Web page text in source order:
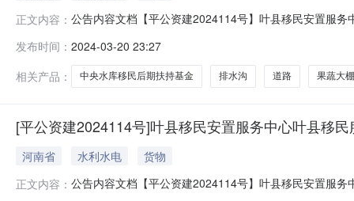
正文内容： 公告内容文档【平公资建2024114号】叶县移民安置服
19日二、项目概况、地点、标段划分、招标范围、质量
镇、辛店镇
发布时间： 2024-03-20 23:27
相关产品：
中央水库移民后期扶持基金 排水沟 道路 果蔬大棚
[平公资建2024114号]叶县移民安置服务中心叶县移
河南省 水利水电
货物
正文内容： 公告内容文档【平公资建2024114号】叶县移民安置服